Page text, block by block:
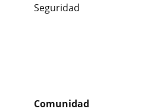
Seguridad
Comunidad